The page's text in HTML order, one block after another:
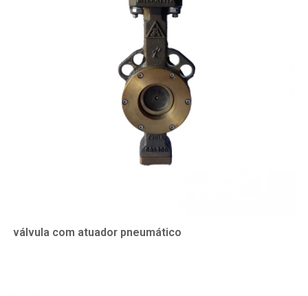
válvula com atuador pneumático